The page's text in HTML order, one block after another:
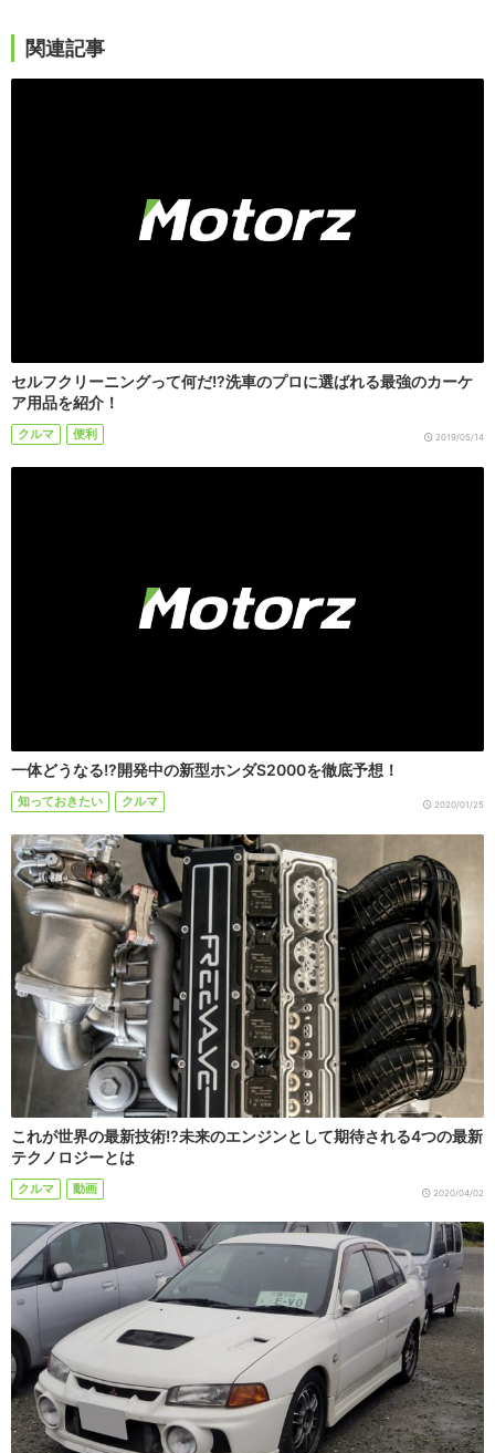
関連記事
セルフクリーニングって何だ!?洗車のプロに選ばれる最強のカーケ
ア用品を紹介！
クルマ 便利 2019/05/14
一体どうなる!?開発中の新型ホンダS2000を徹底予想！
知っておきたい クルマ 2020/01/25
これが世界の最新技術!?未来のエンジンとして期待される4つの最新
テクノロジーとは
クルマ 動画 2020/04/02